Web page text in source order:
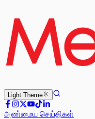
Light Theme
அண்மைய செய்திகள்